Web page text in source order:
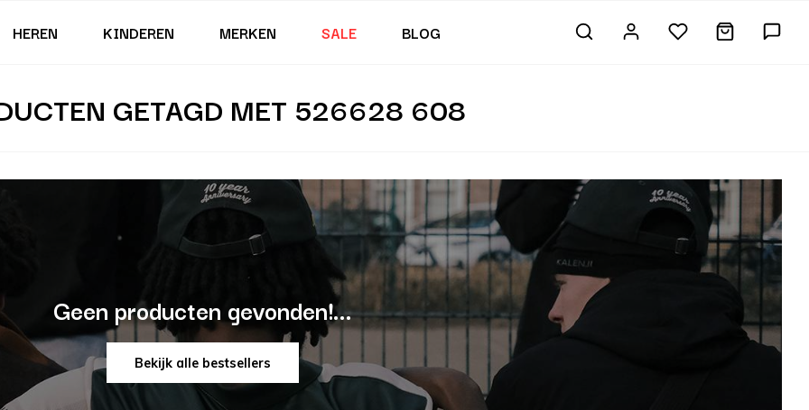
HEREN KINDEREN MERKEN SALE BLOG
GETAGD MET 526628 608
Geen producten gevonden!...
Bekijk alle bestsellers